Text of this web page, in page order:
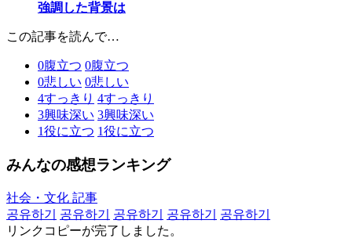
強調した背景は
この記事を読んで…
0腹立つ 0腹立つ
0悲しい 0悲しい
4すっきり 4すっきり
3興味深い 3興味深い
1役に立つ 1役に立つ
みんなの感想ランキング
社会・文化 記事
공유하기
공유하기 공유하기 공유하기
공유하기
リンクコピーが完了しました。